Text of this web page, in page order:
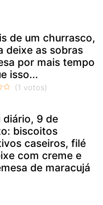
de um churrasco,
deixe as sobras
por mais tempo
isso...
diário, 9 de
biscoitos
caseiros, filé
com creme e
de maracujá